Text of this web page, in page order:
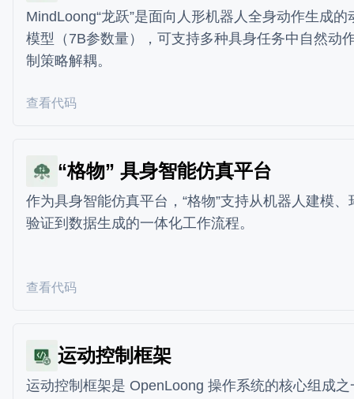
MindLoong“龙跃”是面向人形机器人全身动作生成
模型（7B参数量），可支持多种具身任务中自然动
制策略解耦。
查看代码
“格物” 具身智能仿真平台
作为具身智能仿真平台，“格物”支持从机器人建模
验证到数据生成的一体化工作流程。
查看代码
运动控制框架
运动控制框架是 OpenLoong 操作系统的核心组成